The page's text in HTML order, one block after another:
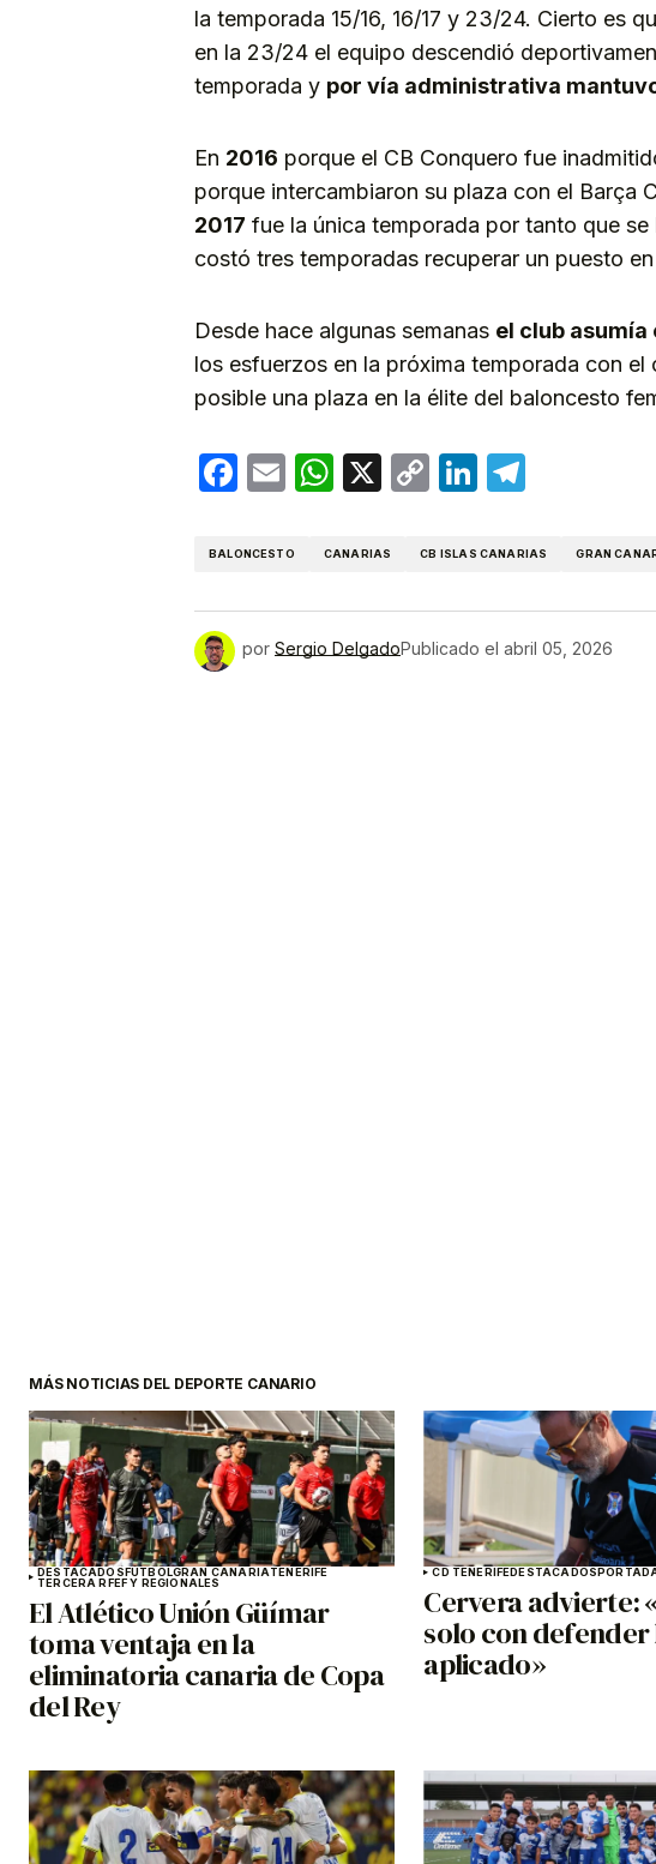
la temporada 15/16, 16/17 y 23/24. Cierto es
en la 23/24 el equipo descendió
temporada y por vía administrativa
En 2016 porque el CB Conquero fue
porque intercambiaron su plaza con el Barça
2017 fue la única temporada por tanto que
costó tres temporadas recuperar un puesto
Desde hace algunas semanas el club asumía
los esfuerzos en la próxima temporada con
posible una plaza en la élite del baloncesto
Facebook
EmailWhatsApp
X
CopyLinkedIn
BALONCESTO CANARIAS CB ISLAS CANARIAS GRAN
por Sergio DelgadoPublicado el abril 05, 2026
MÁS NOTICIAS DEL DEPORTE CANARIO
DESTACADOSFÚTBOLGRAN CANARIATENERIFE
TERCERA RFEF Y REGIONALES
El Atlético Unión Güímar
toma ventaja en la
eliminatoria canaria de Copa
del Rey
CD TENERIFEDESTACADOS
Cervera advierte:
solo con defender
aplicado»